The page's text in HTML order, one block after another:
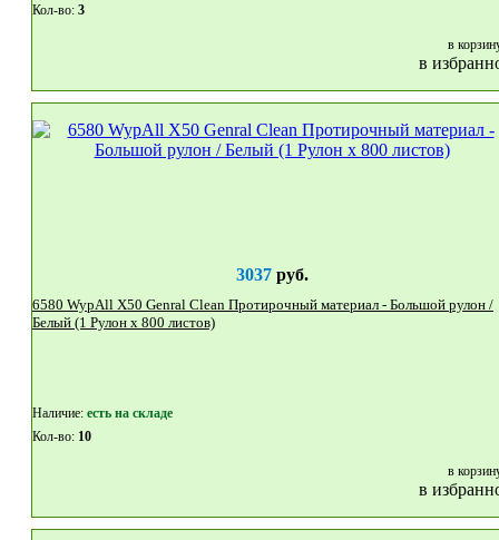
Кол-во: 3
в
в
3037руб.
6580 WypAll X50 Genral Clean Протирочный материал - Большой рулон /
Белый (1 Рулон x 800 листов)
Наличие: eсть на складе
Кол-во: 10
в
в